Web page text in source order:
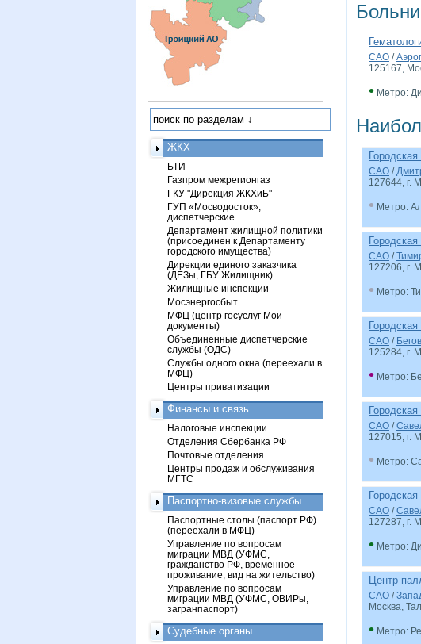
САО /
125167,
• Метро:
САО /
127644, г.
• Метро:
САО /
127206, г.
• Метро:
САО /
125284, г.
• Метро:
САО /
127015, г.
• Метро:
САО /
127287, г.
• Метро:
Центр
САО /
Москва,
• Метро:
ЖКХ
БТИ
Газпром межрегионгаз
ГКУ "Дирекция ЖКХиБ"
ГУП «Мосводосток»,
диспетчерские
Департамент жилищной политики
(присоединен к Департаменту
городского имущества)
Дирекции единого заказчика
(ДЕЗы, ГБУ Жилищник)
Жилищные инспекции
Мосэнергосбыт
МФЦ (центр госуслуг Мои
документы)
Объединенные диспетчерские
службы (ОДС)
Службы одного окна (переехали в
МФЦ)
Центры приватизации
Финансы и связь
Налоговые инспекции
Отделения Сбербанка РФ
Почтовые отделения
Центры продаж и обслуживания
МГТС
Паспортно-визовые службы
Паспортные столы (паспорт РФ)
(переехали в МФЦ)
Управление по вопросам
миграции МВД (УФМС,
гражданство РФ, временное
проживание, вид на жительство)
Управление по вопросам
миграции МВД (УФМС, ОВИРы,
загранпаспорт)
Судебные органы